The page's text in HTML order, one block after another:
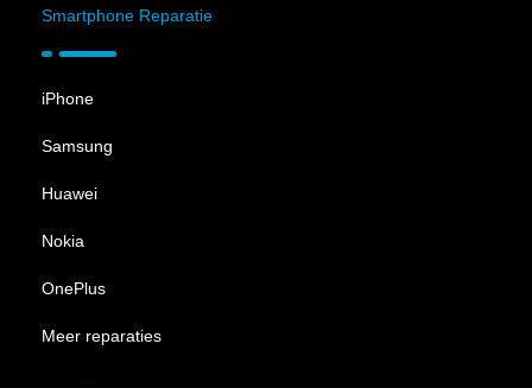
Smartphone Reparatie
iPhone
Samsung
Huawei
Nokia
OnePlus
Meer reparaties